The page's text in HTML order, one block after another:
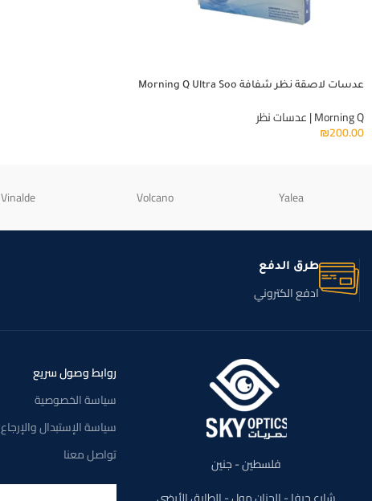
عدسات لاصقة نظر شفافة Morning Q Ultra Soo
Morning Q | عدسات نظر
₪200.00
Yalea
Volcano
Vinalde
طرق الدفع
ادفع الكتروني
فلسطين - جنين
روابط وصول سريع
سياسة الخصوصية
سياسة الإستبدال والإرجاع
تواصل معنا